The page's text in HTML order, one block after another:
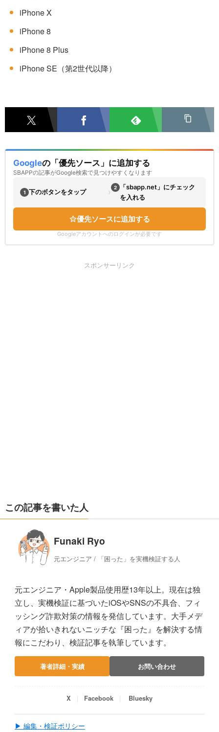
iPhone X
iPhone 8
iPhone 8 Plus
iPhone SE（第2世代以降）
Googleの「優先ソース」に追加する
SBAPPの記事がGoogle検索で見つけやすくなります
1 下のボタンをタップ › 2
「sbapp.net」にチェック
を入れる
優先ソースに追加する
Googleアカウントへのログインが必要です
スポンサーリンク
この記事を書いた人
Funaki Ryo
元エンジニア / 「困った」を実機検証する人
元エンジニア・Apple製品使用歴13年以上。現在は独
立し、実機検証に基づいたiOSやSNSの不具合、フィ
ッシング詐欺対策の情報を発信しています。大手メデ
ィアが拾いきれないニッチな『困った』を解決する情
報にこだわり、検証記事を執筆しています。
著者詳細・実績 お問い合わせ
X Facebook Bluesky
▶ 編集・検証ポリシー